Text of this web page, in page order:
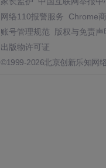
网络110报警服务
Chrome
账号管理规范
版权与免责声
出版物许可证
©1999-2026北京创新乐知网